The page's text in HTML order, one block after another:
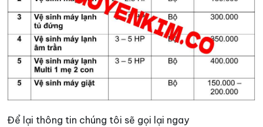
Để lại thông tin chúng tôi sẽ gọi lại ngay